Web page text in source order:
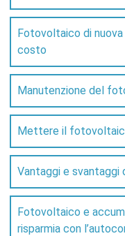
Fotovoltaico di
costo
Manutenzione del
Mettere il
Vantaggi e
Fotovoltaico e
risparmia con